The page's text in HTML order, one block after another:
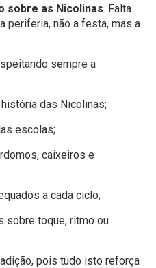
sobre as Nicolinas. Falta
periferia, não a festa, mas a
sempre a
das Nicolinas;
escolas;
caixeiros e
a cada ciclo;
sobre toque, ritmo ou
pois tudo isto reforça